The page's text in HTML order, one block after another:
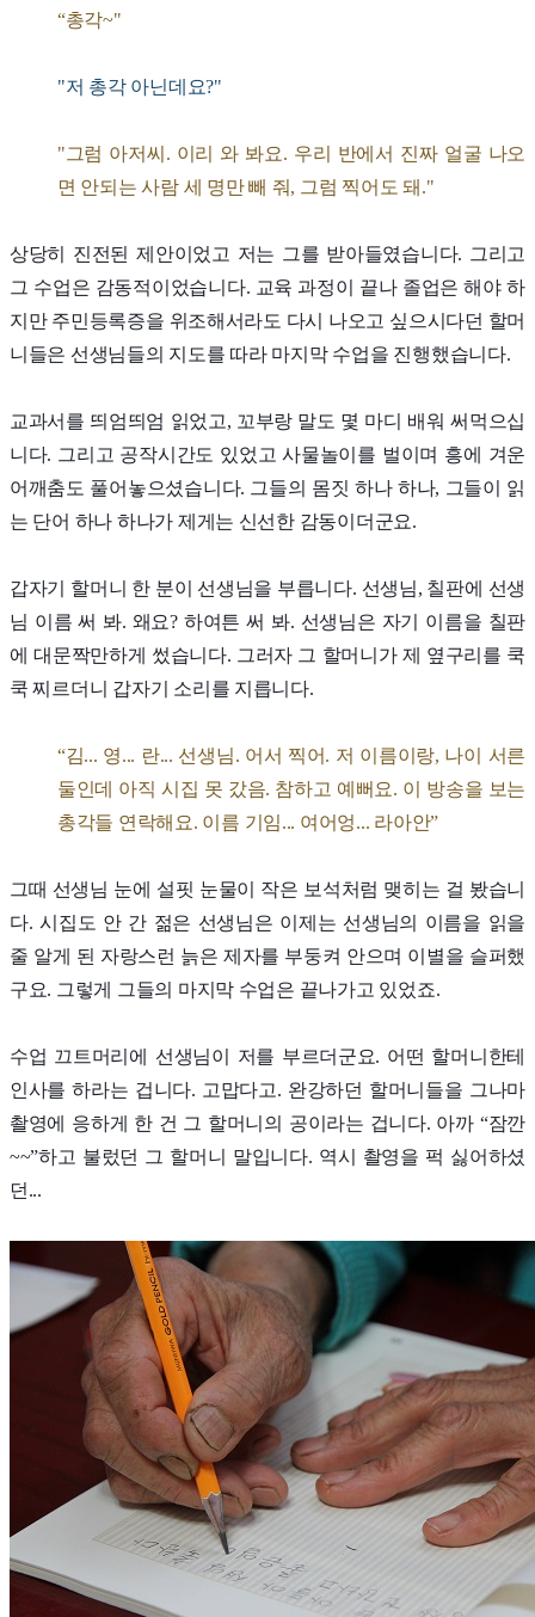
“총각~"
"저 총각 아닌데요?"
"그럼 아저씨. 이리 와 봐요. 우리 반에서 진짜 얼굴 나오
면 안되는 사람 세 명만 빼 줘, 그럼 찍어도 돼."
상당히 진전된 제안이었고 저는 그를 받아들였습니다. 그리고
그 수업은 감동적이었습니다. 교육 과정이 끝나 졸업은 해야 하
지만 주민등록증을 위조해서라도 다시 나오고 싶으시다던 할머
니들은 선생님들의 지도를 따라 마지막 수업을 진행했습니다.
교과서를 띄엄띄엄 읽었고, 꼬부랑 말도 몇 마디 배워 써먹으십
니다. 그리고 공작시간도 있었고 사물놀이를 벌이며 흥에 겨운
어깨춤도 풀어놓으셨습니다. 그들의 몸짓 하나 하나, 그들이 읽
는 단어 하나 하나가 제게는 신선한 감동이더군요.
갑자기 할머니 한 분이 선생님을 부릅니다. 선생님, 칠판에 선생
님 이름 써 봐. 왜요? 하여튼 써 봐. 선생님은 자기 이름을 칠판
에 대문짝만하게 썼습니다. 그러자 그 할머니가 제 옆구리를 쿡
쿡 찌르더니 갑자기 소리를 지릅니다.
“김... 영... 란... 선생님. 어서 찍어. 저 이름이랑, 나이 서른
둘인데 아직 시집 못 갔음. 참하고 예뻐요. 이 방송을 보는
총각들 연락해요. 이름 기임... 여어엉... 라아안”
그때 선생님 눈에 설핏 눈물이 작은 보석처럼 맺히는 걸 봤습니
다. 시집도 안 간 젊은 선생님은 이제는 선생님의 이름을 읽을
줄 알게 된 자랑스런 늙은 제자를 부둥켜 안으며 이별을 슬퍼했
구요. 그렇게 그들의 마지막 수업은 끝나가고 있었죠.
수업 끄트머리에 선생님이 저를 부르더군요. 어떤 할머니한테
인사를 하라는 겁니다. 고맙다고. 완강하던 할머니들을 그나마
촬영에 응하게 한 건 그 할머니의 공이라는 겁니다. 아까 “잠깐
~~”하고 불렀던 그 할머니 말입니다. 역시 촬영을 퍽 싫어하셨
던...